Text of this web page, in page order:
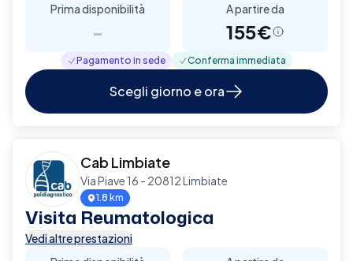
Prima disponibilità
-
A partire da
155€
Pagamento in sede Conferma immediata
Scegli giorno e ora
Cab Limbiate
Via Piave 16 - 20812 Limbiate
1.8 km
Visita Reumatologica
Vedi altre prestazioni